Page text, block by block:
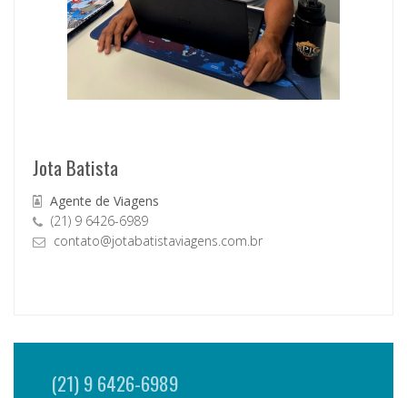
Jota Batista
Agente de Viagens
(21) 9 6426-6989
contato@jotabatistaviagens.com.br
(21) 9 6426-6989